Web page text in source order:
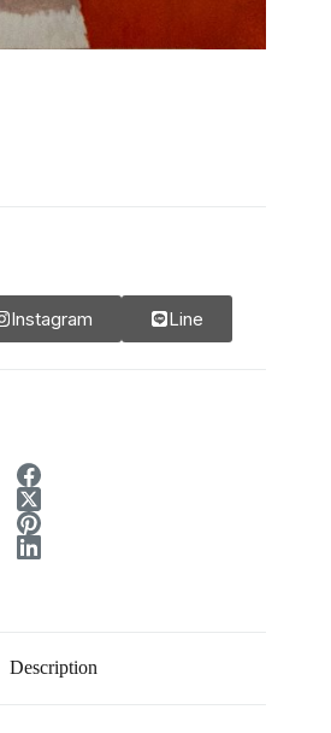
Instagram Line
Description